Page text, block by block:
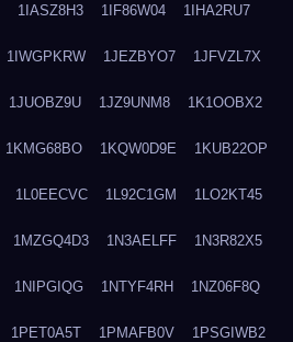
1IASZ8H3 1IF86W04 1IHA2RU7
1IWGPKRW 1JEZBYO7 1JFVZL7X
1JUOBZ9U 1JZ9UNM8 1K1OOBX2
1KMG68BO 1KQW0D9E 1KUB22OP
1L0EECVC 1L92C1GM 1LO2KT45
1MZGQ4D3 1N3AELFF 1N3R82X5
1NIPGIQG 1NTYF4RH 1NZ06F8Q
1PET0A5T 1PMAFB0V 1PSGIWB2